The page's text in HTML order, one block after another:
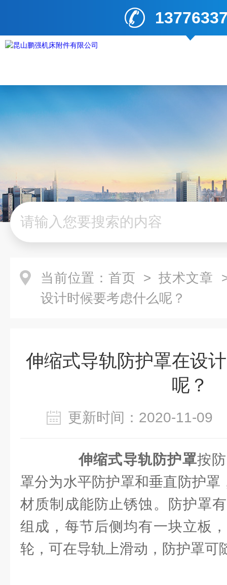
当前位置： 首页 > 技术文章
设计时候要考虑什么呢？
伸缩式导轨防护罩在设
呢？
更新时间：2020-11-
伸缩式导轨防护罩按
罩分为水平防护罩和垂直防护罩
材质制成能防止锈蚀。防护罩
组成，每节后侧均有一块立板
轮，可在导轨上滑动，防护罩可